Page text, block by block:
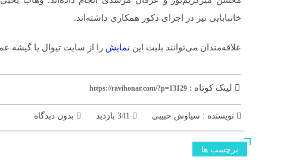
خانبابایی نیز در اجرای دکور همکاری داشته‌اند.
علاقه‌مندان می‌توانند بلیت این نمایش را از سایت تیوال یا گیشه
لینک کوتاه : https://ravihonar.com/?p=13129
نویسنده : سیاوش حبیبی بدون دیدگاه
برچسب ها